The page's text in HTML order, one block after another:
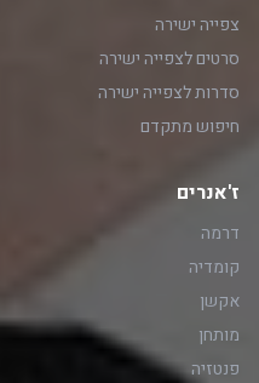
צפייה ישירה
סרטים לצפייה ישירה
סדרות לצפייה ישירה
חיפוש מתקדם
ז'אנרים
דרמה
קומדיה
אקשן
מותחן
פנטזיה